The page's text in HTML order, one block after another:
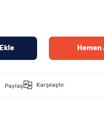
Hemen
Paylaş Karşılaştır